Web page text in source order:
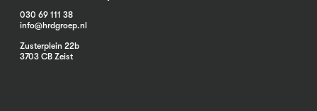
030 69 111 38
info@hrdgroep.nl
Zusterplein 22b
3703 CB Zeist